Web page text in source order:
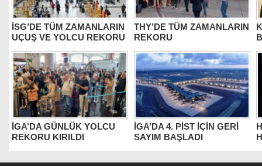
İSG’DE TÜM ZAMANLARIN
UÇUŞ VE YOLCU REKORU
THY’DE TÜM ZAMANLARIN
REKORU
İGA’DA GÜNLÜK YOLCU
REKORU KIRILDI
İGA’DA 4. PİST İÇİN GERİ
SAYIM BAŞLADI